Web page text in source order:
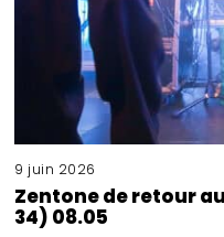
9 juin 2026
Zentone de retour
34) 08.05